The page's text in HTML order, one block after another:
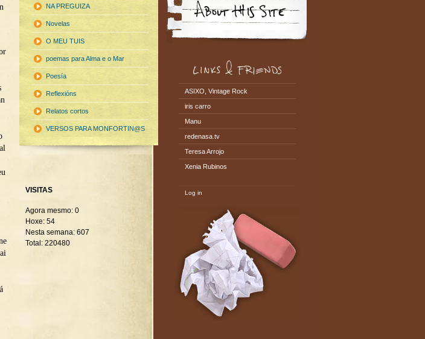
NA PREGUIZA
Novelas
O MEU TUIS
poemas para Alma e o Mar
Poesía
Reflexións
Relatos cortos
VERSOS PARA MONFORTIN@S
VISITAS
Agora mesmo: 0
Hoxe: 54
Nesta semana: 607
Total: 220480
ASIXO, Vintage Rock
iris carro
Manu
redenasa.tv
Teresa Arrojo
Xenia Rubinos
Log in